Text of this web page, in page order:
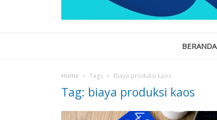
BERANDA
Home Tags Biaya produksi kaos
Tag: biaya produksi kaos